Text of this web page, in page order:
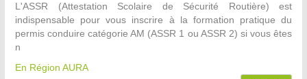
L'ASSR (Attestation Scolaire de Sécurité Routière) est
indispensable pour vous inscrire à la formation pratique du
permis conduire catégorie AM (ASSR 1 ou ASSR 2) si vous êtes
n
En Région AURA